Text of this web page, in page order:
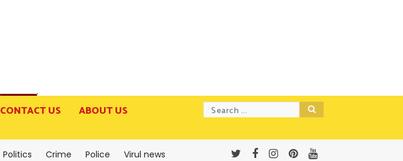
CONTACT US
ABOUT US
Politics Crime Police Virul news